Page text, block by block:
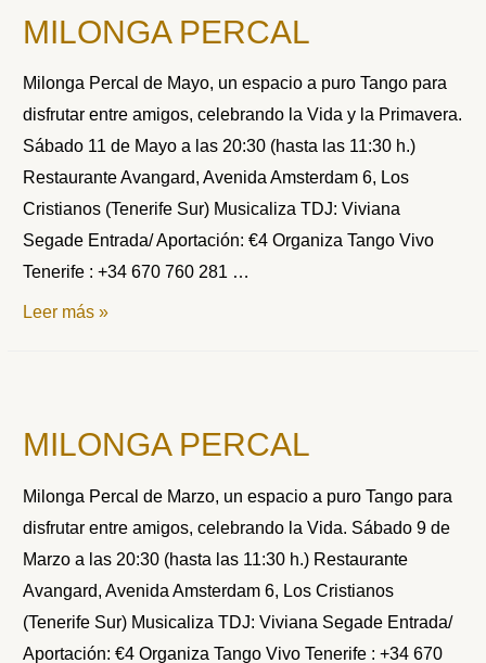
MILONGA PERCAL
Milonga Percal de Mayo, un espacio a puro Tango para
disfrutar entre amigos, celebrando la Vida y la Primavera.
Sábado 11 de Mayo a las 20:30 (hasta las 11:30 h.)
Restaurante Avangard, Avenida Amsterdam 6, Los
Cristianos (Tenerife Sur) Musicaliza TDJ: Viviana
Segade Entrada/ Aportación: €4 Organiza Tango Vivo
Tenerife : +34 670 760 281 …
MILONGA
Leer más »
MILONGA PERCAL
Milonga Percal de Marzo, un espacio a puro Tango para
disfrutar entre amigos, celebrando la Vida. Sábado 9 de
Marzo a las 20:30 (hasta las 11:30 h.) Restaurante
Avangard, Avenida Amsterdam 6, Los Cristianos
(Tenerife Sur) Musicaliza TDJ: Viviana Segade Entrada/
Aportación: €4 Organiza Tango Vivo Tenerife : +34 670